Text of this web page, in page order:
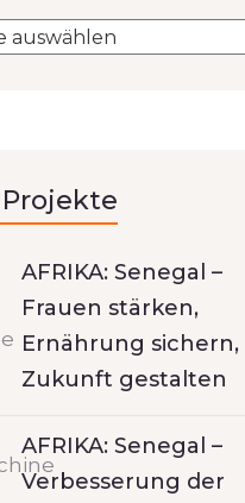
AFRIKA: Senegal –
Frauen stärken,
Ernährung sichern,
Zukunft gestalten
AFRIKA: Senegal –
Verbesserung der